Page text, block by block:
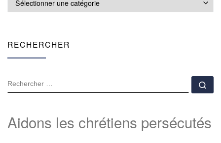
RECHERCHER
RECHERCHER
Aidons les chrétiens persécutés